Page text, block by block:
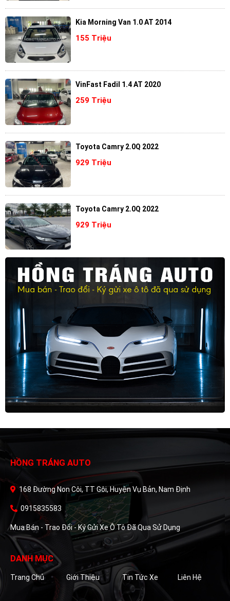
Kia Morning Van 1.0 AT 2014
155 Triệu
VinFast Fadil 1.4 AT 2020
259 Triệu
Toyota Camry 2.0Q 2022
929 Triệu
Toyota Camry 2.0Q 2022
929 Triệu
HỒNG TRÁNG AUTO
168 Đường Non Côi, TT Gôi, Huyện Vụ Bản, Nam Định
0915835583
Mua Bán - Trao Đổi - Ký Gửi Xe Ô Tô Đã Qua Sử Dụng
DANH MỤC
Trang Chủ Giới Thiệu Tin Tức Xe Liên Hệ